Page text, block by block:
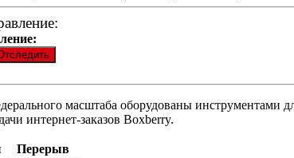
масштаба оборудованы инструментами
интернет-заказов Boxberry.
Перерыв